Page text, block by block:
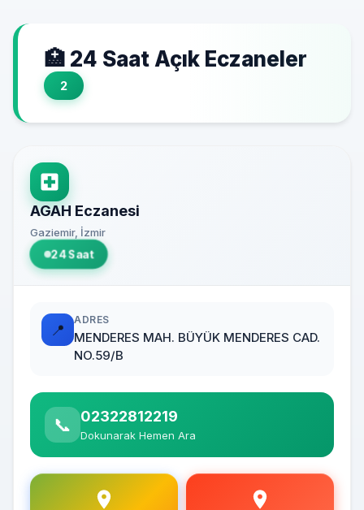
🏥 24 Saat Açık Eczaneler
2
AGAH Eczanesi
Gaziemir, İzmir
24 Saat
📍
ADRES
MENDERES MAH. BÜYÜK MENDERES CAD.
NO.59/B
📞 02322812219
Dokunarak Hemen Ara